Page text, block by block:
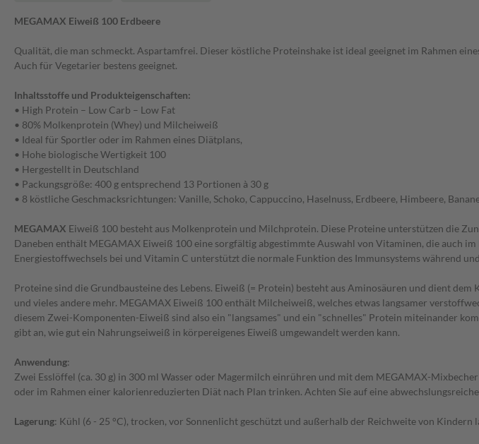
MEGAMAX Eiweiß 100 Erdbeere
Qualität, die man schmeckt. Aspartamfrei. Dieser köstliche Proteinshake ist ideal geeignet im Rahmen
Auch für Vegetarier bestens geeignet.
Inhaltsstoffe und Produkteigenschaften:
• High Protein – Low Carb – Low Fat
• 80% Molkenprotein (Whey) und Milcheiweiß
• Ideal für Sportler oder im Rahmen eines Diätplans,
• Hohe biologische Wertigkeit 100
• Hergestellt in Deutschland
• Packungsgröße: 400 g entsprechend 13 Portionen à 30 g
• 8 köstliche Geschmacksrichtungen: Vanille, Schoko, Cappuccino, Haselnuss, Erdbeere, Himbeere,
MEGAMAX Eiweiß 100 besteht aus Molkenprotein und Milchprotein. Diese Proteine unterstützen die
Daneben enthält MEGAMAX Eiweiß 100 eine sorgfältig abgestimmte Auswahl von Vitaminen, die auch
Energiestoffwechsels bei und Vitamin C unterstützt die normale Funktion des Immunsystems während
Proteine sind die Grundbausteine des Lebens. Eiweiß (= Protein) besteht aus Aminosäuren und dient
und vieles andere mehr. MEGAMAX Eiweiß 100 enthält Milcheiweiß, welches etwas langsamer
diesem Zwei-Komponenten-Eiweiß sind also ein "langsames" und ein "schnelles" Protein miteinander
gibt an, wie gut ein Nahrungseiweiß in körpereigenes Eiweiß umgewandelt werden kann.
Anwendung:
Zwei Esslöffel (ca. 30 g) in 300 ml Wasser oder Magermilch einrühren und mit dem MEGAMAX-
oder im Rahmen einer kalorienreduzierten Diät nach Plan trinken. Achten Sie auf eine
Lagerung: Kühl (6 - 25 °C), trocken, vor Sonnenlicht geschützt und außerhalb der Reichweite von Kindern